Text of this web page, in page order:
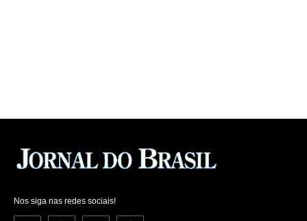
Nos siga nas redes sociais!